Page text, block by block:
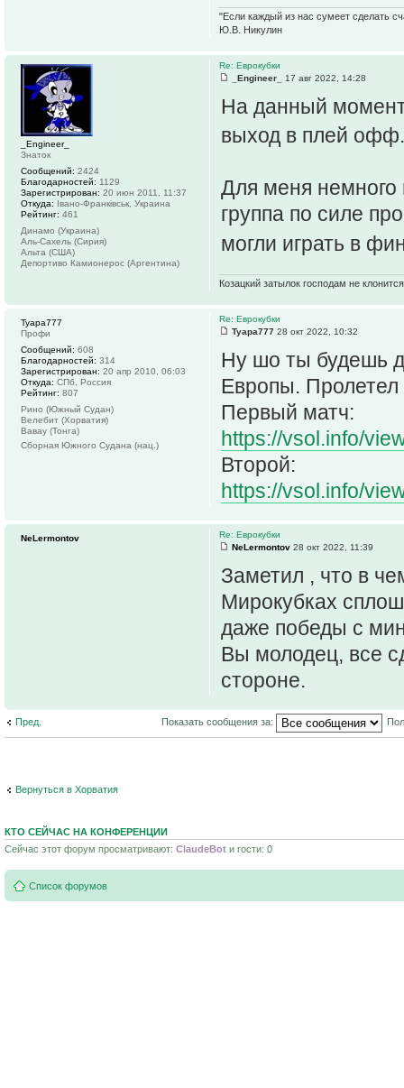
"Если каждый из нас сумеет сделать
Ю.В. Никулин
Re: Еврокубки
_Engineer_
17 авг 2022, 14:28
На данный
выход в плей
Для меня
группа по силе
могли играть в
Козацкий затылок господам не
_Engineer_
Знаток
Сообщений: 2424
Благодарностей: 1129
Зарегистрирован: 20 июн 2011, 11:37
Откуда: Івано-Франківськ, Украина
Рейтинг: 461
Динамо (Украина)
Аль-Сахель (Сирия)
Альта (США)
Депортиво Камионерос (Аргентина)
Re: Еврокубки
Tyapa777 28 окт 2022, 10:32
Ну шо ты будешь
Европы.
Первый матч:
https://vsol.info/
Второй:
https://vsol.info/
Tyapa777
Профи
Сообщений: 608
Благодарностей: 314
Зарегистрирован: 20 апр 2010, 06:03
Откуда: СПб, Россия
Рейтинг: 807
Рино (Южный Судан)
Велебит (Хорватия)
Вавау (Тонга)
Сборная Южного Судана (нац.)
Re: Еврокубки
NeLermontov 28 окт 2022, 11:39
Заметил , что в
Мирокубках
даже победы с
Вы молодец, все
стороне.
NeLermontov
Пред. Показать сообщения за:
Вернуться в Хорватия
КТО СЕЙЧАС НА КОНФЕРЕНЦИИ
Сейчас этот форум просматривают: ClaudeBot и гости: 0
Список форумов